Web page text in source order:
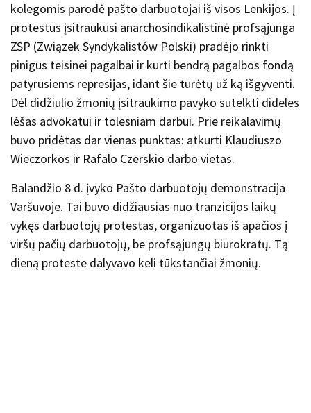
kolegomis parodė pašto darbuotojai iš visos Lenkijos. Į
protestus įsitraukusi anarchosindikalistinė profsąjunga
ZSP (Związek Syndykalistów Polski) pradėjo rinkti
pinigus teisinei pagalbai ir kurti bendrą pagalbos fondą
patyrusiems represijas, idant šie turėtų už ką išgyventi.
Dėl didžiulio žmonių įsitraukimo pavyko sutelkti dideles
lėšas advokatui ir tolesniam darbui. Prie reikalavimų
buvo pridėtas dar vienas punktas: atkurti Klaudiuszo
Wieczorkos ir Rafalo Czerskio darbo vietas.
Balandžio 8 d. įvyko Pašto darbuotojų demonstracija
Varšuvoje. Tai buvo didžiausias nuo tranzicijos laikų
vykęs darbuotojų protestas, organizuotas iš apačios į
viršų pačių darbuotojų, be profsąjungų biurokratų. Tą
dieną proteste dalyvavo keli tūkstančiai žmonių.